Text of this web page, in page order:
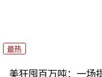
最热
美狂囤百万吨：一场